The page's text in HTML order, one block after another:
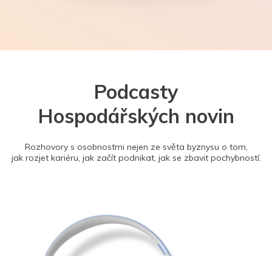
Podcasty
Hospodářských novin
Rozhovory s osobnostmi nejen ze světa byznysu o tom,
jak rozjet kariéru, jak začít podnikat, jak se zbavit pochybností.